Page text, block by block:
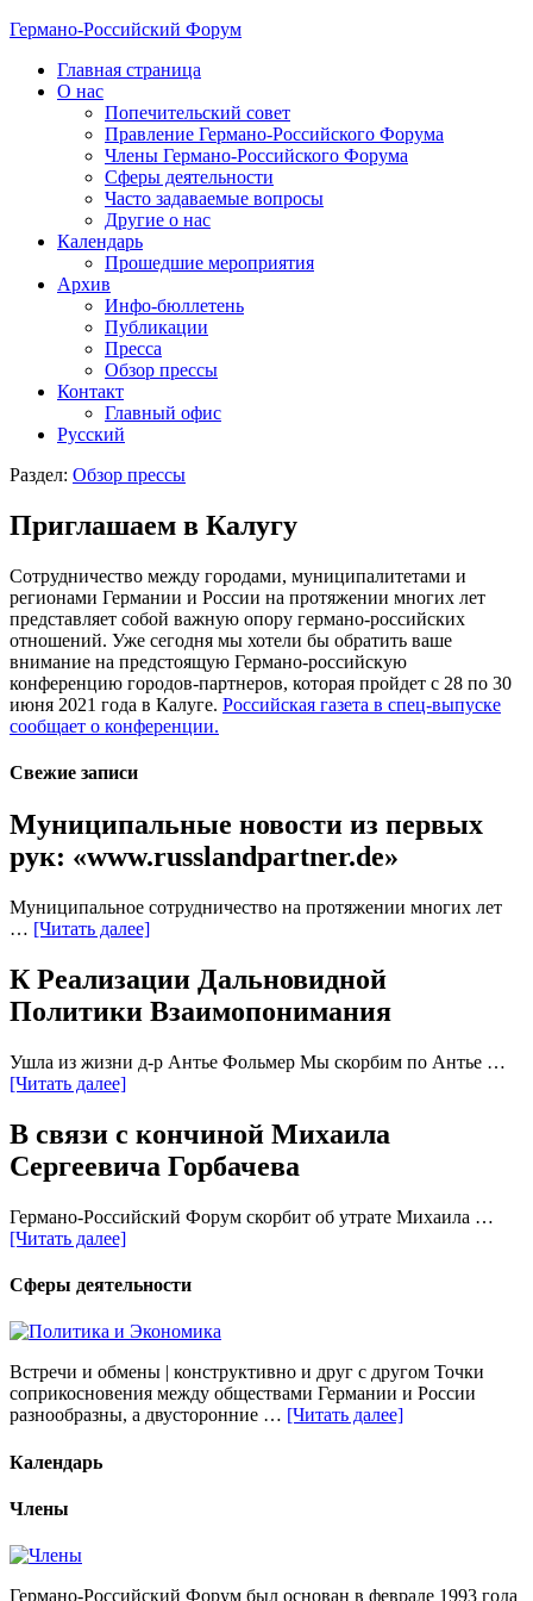
Германо-Российский Форум
Главная страница
О нас
Попечительский совет
Правление Германо-Российского Форума
Члены Германо-Российского Форума
Сферы деятельности
Часто задаваемые вопросы
Другие о нас
Календарь
Прошедшие мероприятия
Архив
Инфо-бюллетень
Публикации
Пресса
Обзор прессы
Контакт
Главный офис
Русский
Раздел: Обзор прессы
Приглашаем в Калугу
Сотрудничество между городами, муниципалитетами и
регионами Германии и России на протяжении многих лет
представляет собой важную опору германо-российских
отношений. Уже сегодня мы хотели бы обратить ваше
внимание на предстоящую Германо-российскую
конференцию городов-партнеров, которая пройдет с 28 по 30
июня 2021 года в Калуге. Российская газета в спец-выпуске
сообщает о конференции.
Свежие записи
Муниципальные новости из первых
рук: «www.russlandpartner.de»
Муниципальное сотрудничество на протяжении многих лет
… [Читать далее]
К Реализации Дальновидной
Политики Взаимопонимания
Ушла из жизни д-р Антье Фольмер Мы скорбим по Антье …
[Читать далее]
В связи с кончиной Михаила
Сергеевича Горбачева
Германо-Российский Форум скорбит об утрате Михаила …
[Читать далее]
Сферы деятельности
Встречи и обмены | конструктивно и друг с другом Точки
соприкосновения между обществами Германии и России
разнообразны, а двусторонние … [Читать далее]
Календарь
Члены
Германо-Российский Форум был основан в феврале 1993 года